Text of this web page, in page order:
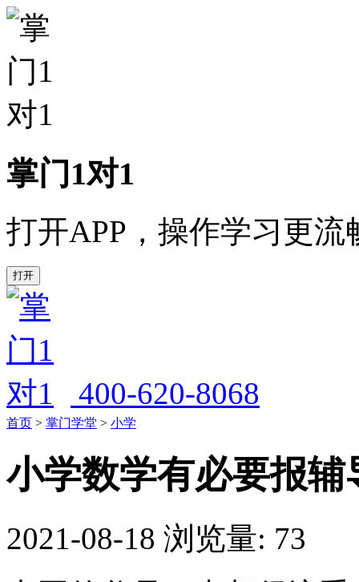
掌门1对1
打开APP，操作学习更流
打开
400-620-8068
首页 > 掌门学堂 > 小学
小学数学有必要报辅
2021-08-18 浏览量: 73